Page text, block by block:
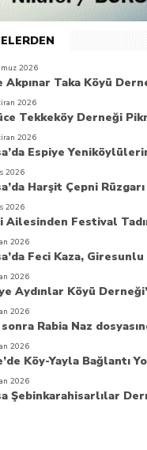
2026
2026
2026
2026
2026
2026
2026
2026
2026
2026